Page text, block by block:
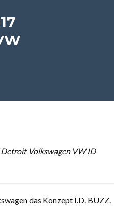
Volkswagen VW ID
das Konzept I.D. BUZZ.